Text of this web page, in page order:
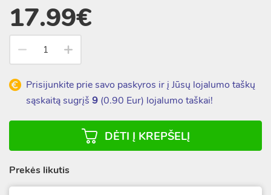
17.99€
Prisijunkite prie savo paskyros ir į Jūsų lojalumo taškų
sąskaitą sugrįš 9 (0.90 Eur) lojalumo taškai!
DĖTI Į KREPŠELĮ
Prekės likutis